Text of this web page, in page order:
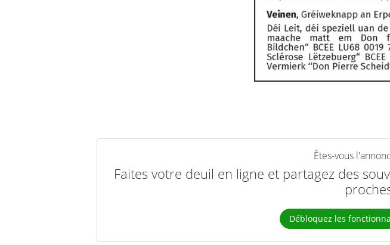
Êtes-vous
Faites votre deuil en ligne et partagez des
Débloquez les